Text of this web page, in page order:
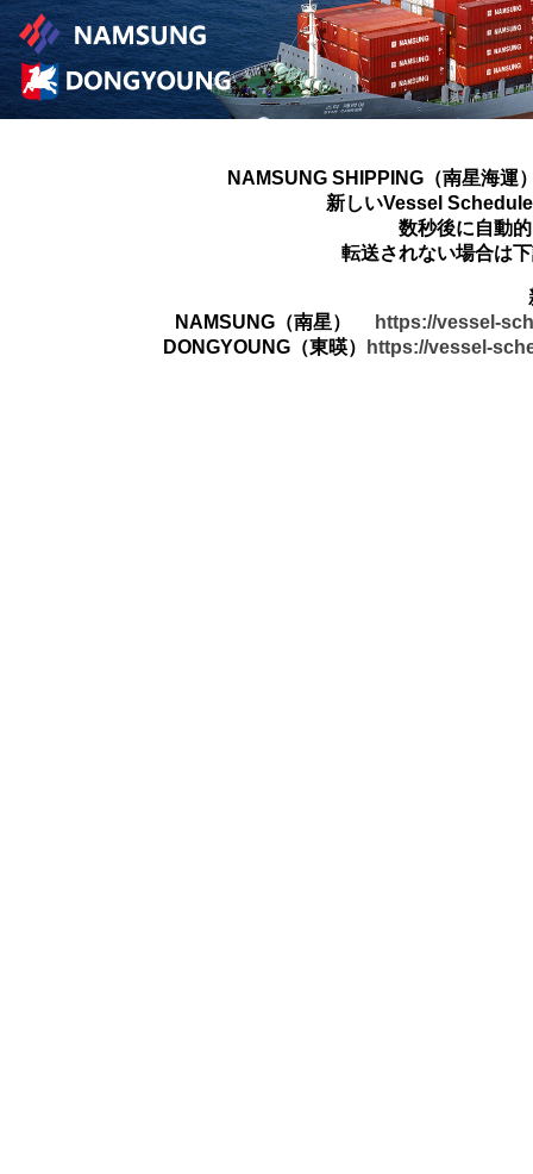
NAMSUNG SHIPPING（南星海運
新しいVessel
数秒後に自動
転送されない場合は
NAMSUNG（南星）
https://vessel-
DONGYOUNG（東暎）
https://vessel-